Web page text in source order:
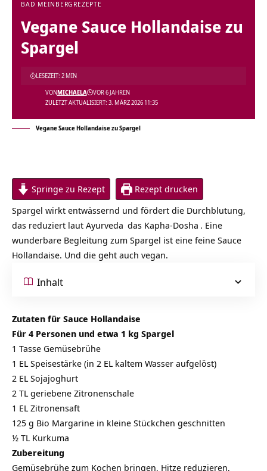
BAD MEINBERG REZEPTE
Vegane Sauce Hollandaise zu
Spargel
ZULETZT AKTUALISIERT: 3. MÄRZ 2026 11:35
VONMICHAELA VOR 6 JAHREN
LESEZEIT: 2 MIN
Vegane Sauce Hollandaise zu Spargel
Springe zu Rezept
Rezept drucken
Spargel wirkt entwässernd und fördert die Durchblutung,
das reduziert laut Ayurveda das Kapha-Dosha . Eine
wunderbare Begleitung zum Spargel ist eine feine Sauce
Hollandaise. Und die geht auch vegan.
Inhalt
Zutaten für Sauce Hollandaise
Für 4 Personen und etwa 1 kg Spargel
1 Tasse Gemüsebrühe
1 EL Speisestärke (in 2 EL kaltem Wasser aufgelöst)
2 EL Sojajoghurt
2 TL geriebene Zitronenschale
1 EL Zitronensaft
125 g Bio Margarine in kleine Stückchen geschnitten
½ TL Kurkuma
Zubereitung
Gemüsebrühe zum Kochen bringen, Hitze reduzieren,